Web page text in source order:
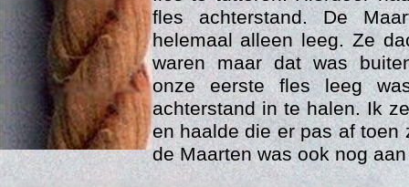
fles achterstand. De
helemaal alleen leeg. Ze
waren maar dat was
onze eerste fles leeg
achterstand in te halen. Ik
en haalde die er pas af toen
de Maarten was ook nog